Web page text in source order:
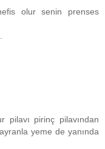
olur senin prenses
pilavı pirinç pilavından
yeme de yanında